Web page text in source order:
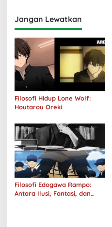
Jangan Lewatkan
Filosofi Hidup Lone Wolf:
Houtarou Oreki
Filosofi Edogawa Rampo:
Antara Ilusi, Fantasi, dan